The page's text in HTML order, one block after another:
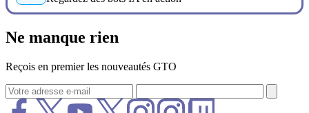
Ne manque rien
Reçois en premier les nouveautés GTO